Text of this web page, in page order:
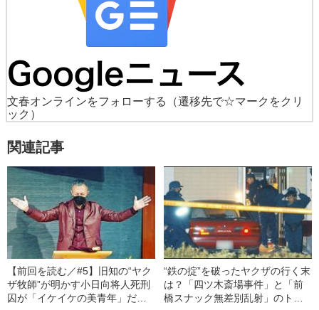
文春オンラインをフォローする
（遷移先で☆マークをクリ
ック）
関連記事
【前回を読む／#5】旧知の“ヤク
ザ牧師”が明かす小日向将人死刑
囚が「イケイケの美青年」だっ
“鉄の掟”を破ったヤクザの行く末
は？「四ツ木斎場事件」と「前
橋スナック無差別乱射」のトラ